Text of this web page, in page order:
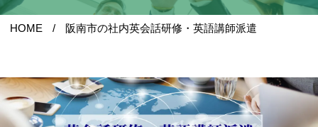
HOME 阪南市の社内英会話研修・英語講師派遣